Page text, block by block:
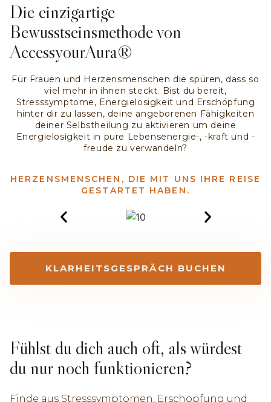
Die einzigartige
Bewusstseinsmethode von
AccessyourAura®
Für Frauen und Herzensmenschen die spüren, dass so
viel mehr in ihnen steckt. Bist du bereit,
Stresssymptome, Energielosigkeit und Erschöpfung
hinter dir zu lassen, deine angeborenen Fähigkeiten
deiner Selbstheilung zu aktivieren um deine
Energielosigkeit in pure Lebensenergie-, -kraft und -
freude zu verwandeln?
HERZENSMENSCHEN, DIE MIT UNS IHRE REISE
GESTARTET HABEN.
KLARHEITSGESPRÄCH BUCHEN
Fühlst du dich auch oft, als würdest
du nur noch funktionieren?
Finde aus Stresssymptomen, Erschöpfung und